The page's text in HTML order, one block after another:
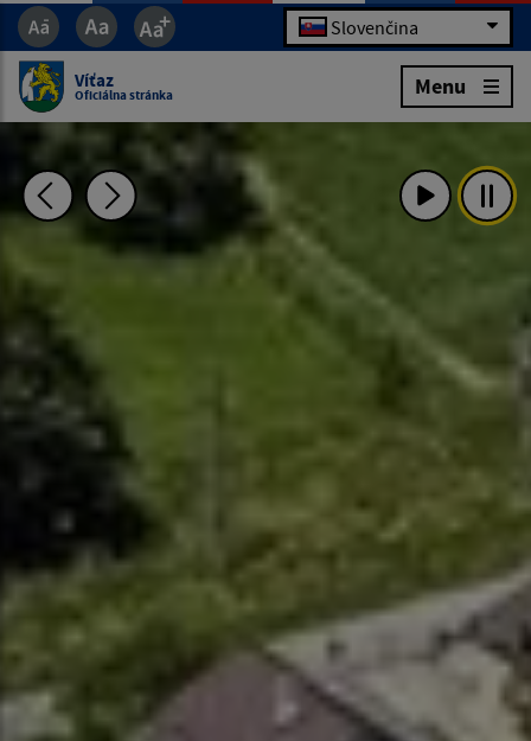
Slovenčina
Víťaz
Oficiálna stránka Menu